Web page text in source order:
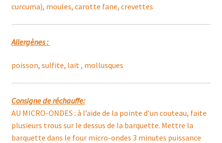
curcuma), moules, carotte fane, crevettes
Allergènes :
poisson, sulfite, lait , mollusques
Consigne de réchauffe:
AU MICRO-ONDES : à l’aide de la pointe d’un couteau, faite
plusieurs trous sur le dessus de la barquette. Mettre la
barquette dans le four micro-ondes 3 minutes puissance